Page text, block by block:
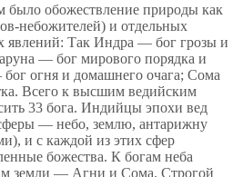
было обожествление природы как
небожителей) и отдельных
явлений: Так Индра — бог грозы и
— бог мирового порядка и
огня и домашнего очага; Сома
Всего к высшим ведийским
33 бога. Индийцы эпохи вед
— небо, землю, антарижну
и с каждой из этих сфер
божества. К богам неба
земли — Агни и Сома. Строгой